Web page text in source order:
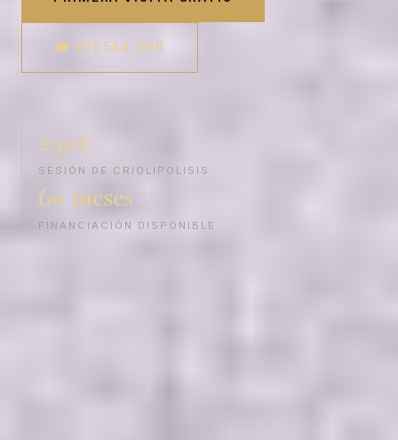
☎ 911 544 686
290€
SESIÓN DE CRIOLIPOLISIS
60 meses
FINANCIACIÓN DISPONIBLE